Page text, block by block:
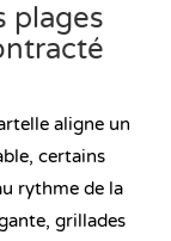
plages
aligne un
certains
rythme de la
grillades